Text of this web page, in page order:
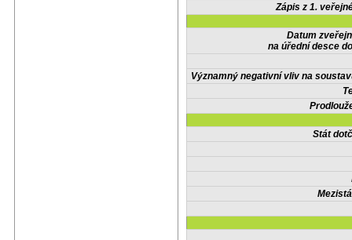
Zápis z 1.
Datum
na úřední desce
Významný negativní vliv na
Stát